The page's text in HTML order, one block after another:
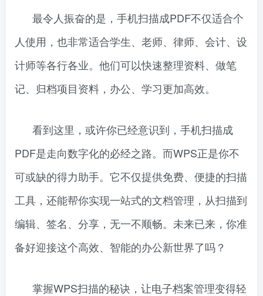
最令人振奋的是，手机扫描成PDF不仅适合个
人使用，也非常适合学生、老师、律师、会计、设
计师等各行各业。他们可以快速整理资料、做笔
记、归档项目资料，办公、学习更加高效。
看到这里，或许你已经意识到，手机扫描成
PDF是走向数字化的必经之路。而WPS正是你不
可或缺的得力助手。它不仅提供免费、便捷的扫描
工具，还能帮你实现一站式的文档管理，从扫描到
编辑、签名、分享，无一不顺畅。未来已来，你准
备好迎接这个高效、智能的办公新世界了吗？
掌握WPS扫描的秘诀，让电子档案管理变得轻